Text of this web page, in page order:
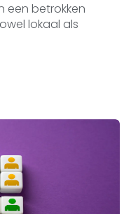
een betrokken
lokaal als